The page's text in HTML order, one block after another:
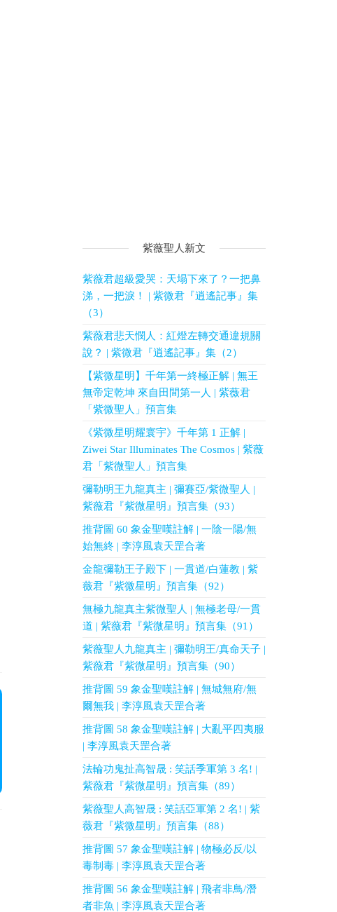
紫薇聖人新文
紫薇君超級愛哭：天塌下來了？一把鼻
涕，一把淚！ | 紫微君『逍遙記事』集
（3）
紫薇君悲天憫人：紅燈左轉交通違規關
說？ | 紫微君『逍遙記事』集（2）
【紫微星明】千年第一終極正解 | 無王
無帝定乾坤 來自田間第一人 | 紫薇君
「紫微聖人」預言集
《紫微星明耀寰宇》千年第 1 正解 |
Ziwei Star Illuminates The Cosmos | 紫薇
君「紫微聖人」預言集
彌勒明王九龍真主 | 彌賽亞/紫微聖人 |
紫薇君『紫微星明』預言集（93）
推背圖 60 象金聖嘆註解 | 一陰一陽/無
始無終 | 李淳風袁天罡合著
金龍彌勒王子殿下 | 一貫道/白蓮教 | 紫
薇君『紫微星明』預言集（92）
無極九龍真主紫微聖人 | 無極老母/一貫
道 | 紫薇君『紫微星明』預言集（91）
紫薇聖人九龍真主 | 彌勒明王/真命天子 |
紫薇君『紫微星明』預言集（90）
推背圖 59 象金聖嘆註解 | 無城無府/無
爾無我 | 李淳風袁天罡合著
推背圖 58 象金聖嘆註解 | 大亂平四夷服
| 李淳風袁天罡合著
法輪功鬼扯高智晟 : 笑話季軍第 3 名! |
紫薇君『紫微星明』預言集（89）
紫薇聖人高智晟 : 笑話亞軍第 2 名! | 紫
薇君『紫微星明』預言集（88）
推背圖 57 象金聖嘆註解 | 物極必反/以
毒制毒 | 李淳風袁天罡合著
推背圖 56 象金聖嘆註解 | 飛者非鳥/潛
者非魚 | 李淳風袁天罡合著